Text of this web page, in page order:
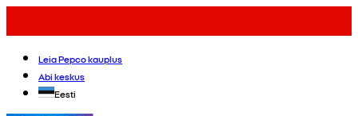
Leia Pepco kauplus
Abi keskus
Eesti